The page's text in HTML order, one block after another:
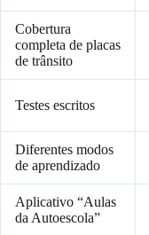
Cobertura
completa de placas
de trânsito
Testes escritos
Diferentes modos
de aprendizado
Aplicativo “Aulas
da Autoescola”